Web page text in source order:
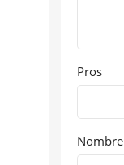
Pros
Nombre